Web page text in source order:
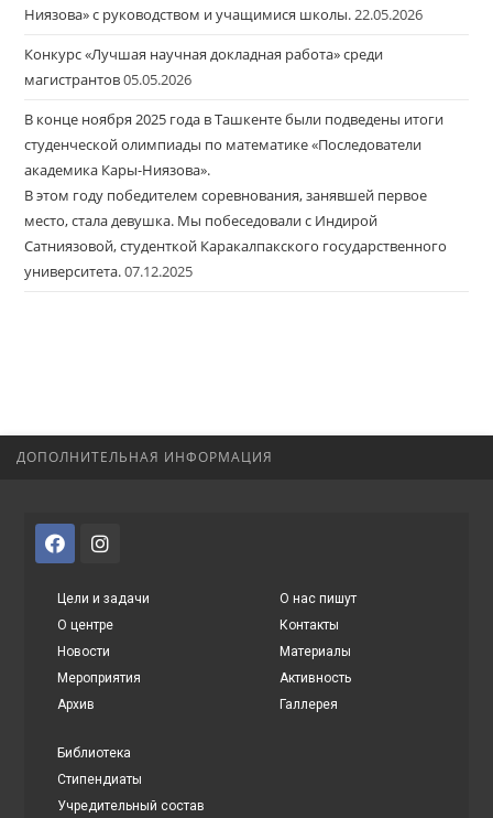
Ниязова» с руководством и учащимися школы.22.05.2026
Конкурс «Лучшая научная докладная работа» среди
магистрантов05.05.2026
В конце ноября 2025 года в Ташкенте были подведены итоги
студенческой олимпиады по математике «Последователи
академика Кары-Ниязова».
В этом году победителем соревнования, занявшей первое
место, стала девушка. Мы побеседовали с Индирой
Сатниязовой, студенткой Каракалпакского государственного
университета.07.12.2025
ДОПОЛНИТЕЛЬНАЯ ИНФОРМАЦИЯ
Цели и задачи
О центре
Новости
Мероприятия
Архив
О нас пишут
Контакты
Материалы
Активность
Галлерея
Библиотека
Стипендиаты
Учредительный состав